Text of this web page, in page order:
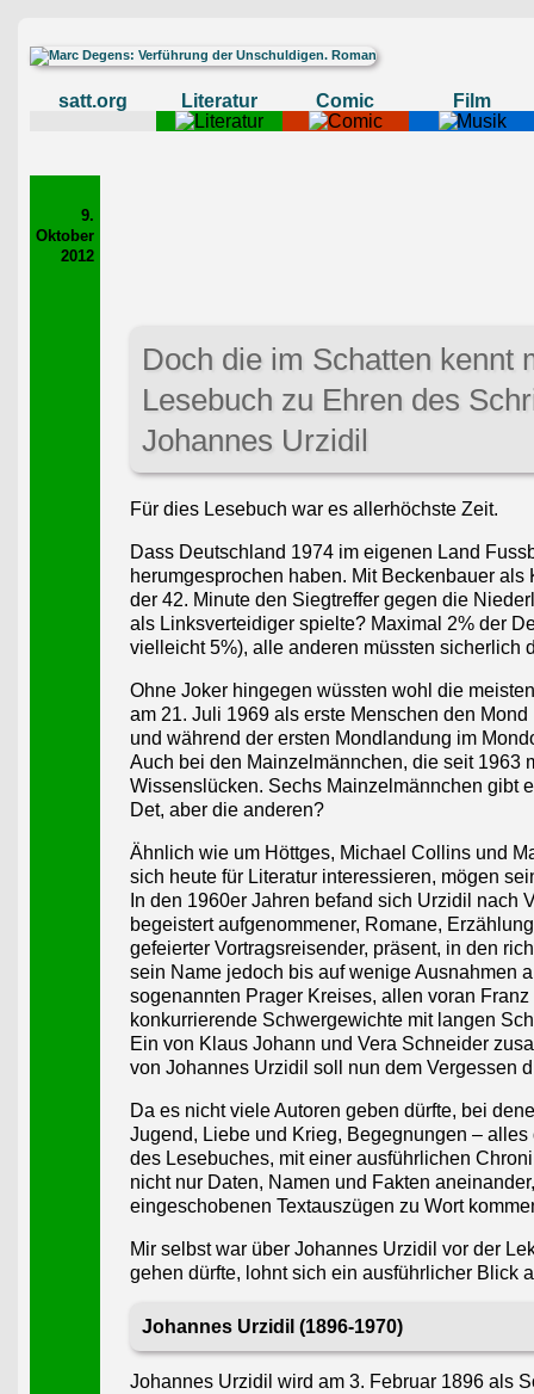
satt.org Literatur Comic Film
9.
Oktober
2012
Doch die im Schatten kennt
Lesebuch zu Ehren des
Johannes Urzidil
Für dies Lesebuch war es allerhöchste Zeit.
Dass Deutschland 1974 im eigenen Land
herumgesprochen haben. Mit Beckenbauer als
der 42. Minute den Siegtreffer gegen die
als Linksverteidiger spielte? Maximal 2% der
vielleicht 5%), alle anderen müssten sicherlich
Ohne Joker hingegen wüssten wohl die
am 21. Juli 1969 als erste Menschen den
und während der ersten Mondlandung im
Auch bei den Mainzelmännchen, die seit 1963
Wissenslücken. Sechs Mainzelmännchen gibt
Det, aber die anderen?
Ähnlich wie um Höttges, Michael Collins und
sich heute für Literatur interessieren, mögen
In den 1960er Jahren befand sich Urzidil nach
begeistert aufgenommener, Romane,
gefeierter Vortragsreisender, präsent, in den
sein Name jedoch bis auf wenige Ausnahmen
sogenannten Prager Kreises, allen voran
konkurrierende Schwergewichte mit langen
Ein von Klaus Johann und Vera Schneider
von Johannes Urzidil soll nun dem Vergessen
Da es nicht viele Autoren geben dürfte, bei
Jugend, Liebe und Krieg, Begegnungen –
des Lesebuches, mit einer ausführlichen
nicht nur Daten, Namen und Fakten
eingeschobenen Textauszügen zu Wort
Mir selbst war über Johannes Urzidil vor der
gehen dürfte, lohnt sich ein ausführlicher Blick
Johannes Urzidil (1896-1970)
Johannes Urzidil wird am 3. Februar 1896 als